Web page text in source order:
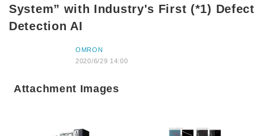
System” with Industry's First (*1) Defect
Detection AI
OMRON
2020/6/29 14:00
Attachment Images